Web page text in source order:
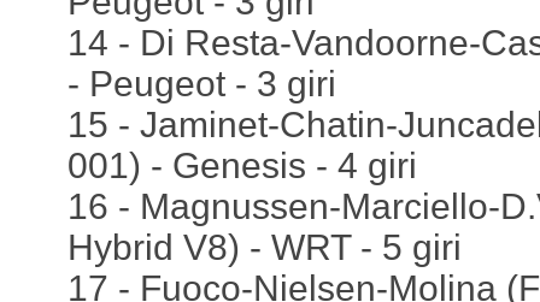
14 - Di Resta-Vandoorne-
- Peugeot - 3 giri
15 - Jaminet-Chatin-
001) - Genesis - 4 giri
16 - Magnussen-Marciello-
Hybrid V8) - WRT - 5 giri
17 - Fuoco-Nielsen-Molina